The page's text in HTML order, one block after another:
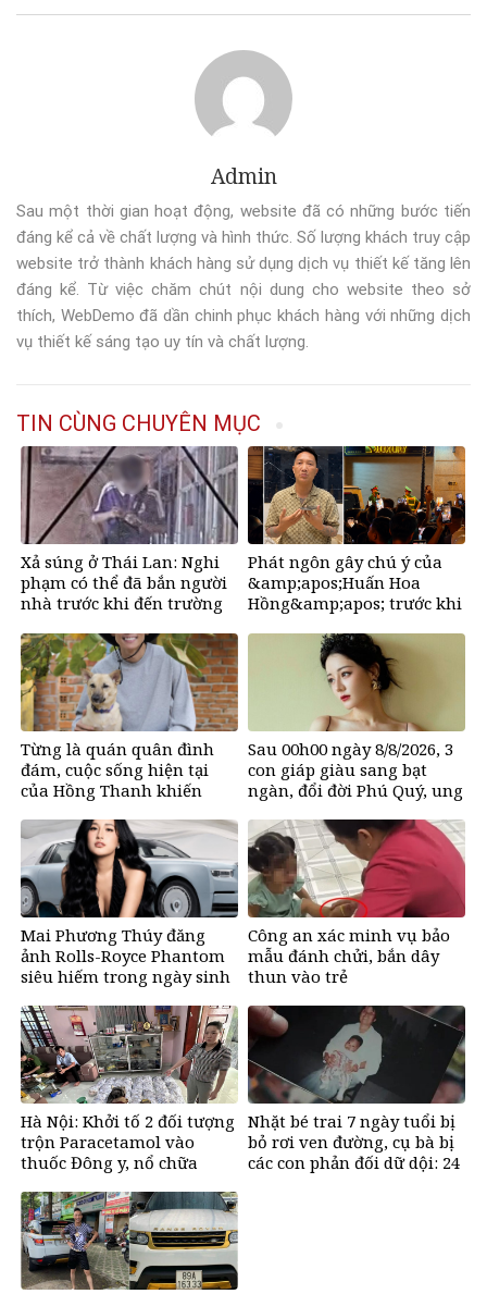
Admin
Sau một thời gian hoạt động, website đã có những bước tiến
đáng kể cả về chất lượng và hình thức. Số lượng khách truy cập
website trở thành khách hàng sử dụng dịch vụ thiết kế tăng lên
đáng kể. Từ việc chăm chút nội dung cho website theo sở
thích, WebDemo đã dần chinh phục khách hàng với những dịch
vụ thiết kế sáng tạo uy tín và chất lượng.
TIN CÙNG CHUYÊN MỤC
Xả súng ở Thái Lan: Nghi
phạm có thể đã bắn người
nhà trước khi đến trường
Phát ngôn gây chú ý của
&amp;apos;Huấn Hoa
Hồng&amp;apos; trước khi
Từng là quán quân đình
đám, cuộc sống hiện tại
của Hồng Thanh khiến
Sau 00h00 ngày 8/8/2026, 3
con giáp giàu sang bạt
ngàn, đổi đời Phú Quý, ung
càng hưng thịnh sung túc
Mai Phương Thúy đăng
ảnh Rolls-Royce Phantom
siêu hiếm trong ngày sinh
thế giới, giá gần 68 tỷ đồng
Công an xác minh vụ bảo
mẫu đánh chửi, bắn dây
thun vào trẻ
Hà Nội: Khởi tố 2 đối tượng
trộn Paracetamol vào
thuốc Đông y, nổ chữa
Nhặt bé trai 7 ngày tuổi bị
bỏ rơi ven đường, cụ bà bị
các con phản đối dữ dội: 24